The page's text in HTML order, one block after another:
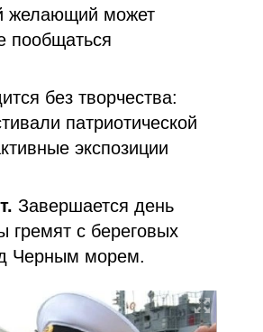
желающий может
пообщаться
без творчества:
патриотической
экспозиции
Завершается день
с береговых
Черным морем.